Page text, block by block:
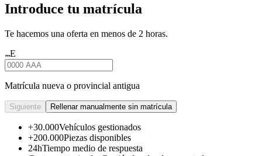
Introduce tu matrícula
Te hacemos una oferta en menos de 2 horas.
★★★E
Matrícula nueva o provincial antigua
Siguiente Rellenar manualmente sin matrícula
+30.000Vehículos gestionados
+200.000Piezas disponibles
24hTiempo medio de respuesta